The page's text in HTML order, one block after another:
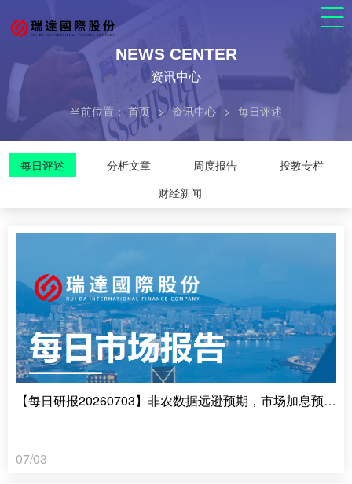
NEWS CENTER
资讯中心
当前位置：首页 > 资讯中心 > 每日评述
每日评述 分析文章 周度报告
投教专栏
财经新闻
【每日研报20260703】非农数据远逊预期，市场加息预期推迟
07/03